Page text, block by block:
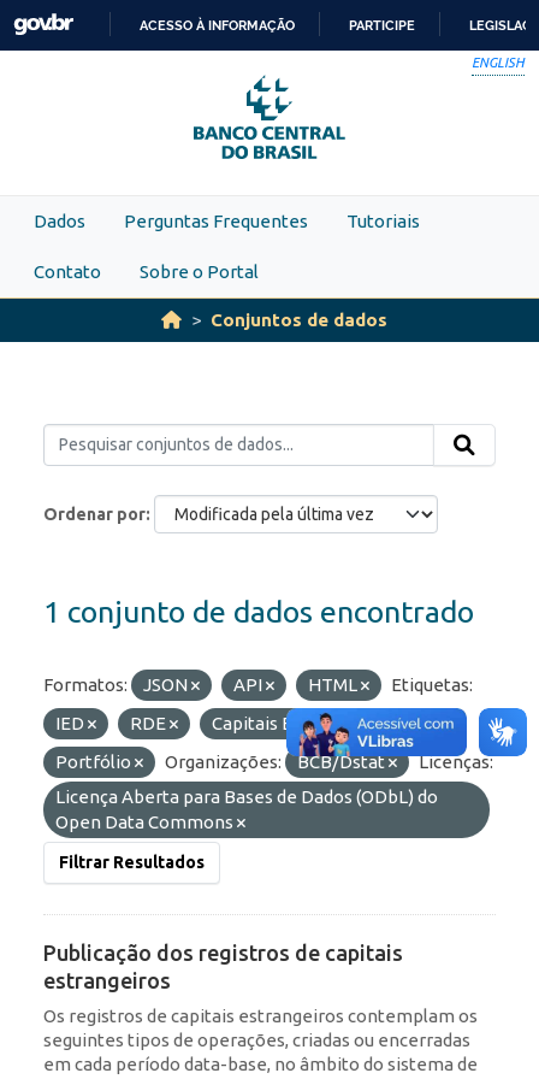
Skip to main content
PARA
O
CONTEÚDO
ACESSO À INFORMAÇÃO PARTICIPE
ENGLISH
Dados Perguntas Frequentes Tutoriais
Contato Sobre o Portal
Conjuntos de dados
Ordenar por
1 conjunto de dados encontrado
Formatos: JSON API HTML
Etiquetas:
IED
RDE
Capitais Estrangeiros
Portfólio
Organizações: BCB/Dstat
Licenças:
Licença Aberta para Bases de Dados (ODbL) do
Open Data Commons
Filtrar Resultados
Publicação dos registros de capitais
estrangeiros
Os registros de capitais estrangeiros contemplam os
seguintes tipos de operações, criadas ou encerradas
em cada período data-base, no âmbito do sistema de